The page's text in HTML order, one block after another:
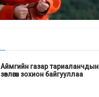
Аймгийн газар тариаланчдын
зөвлөгөөн зохион байгууллаа